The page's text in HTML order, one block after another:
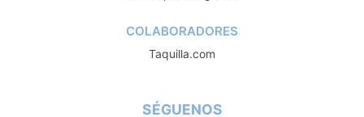
COLABORADORES
Taquilla.com
SÉGUENOS